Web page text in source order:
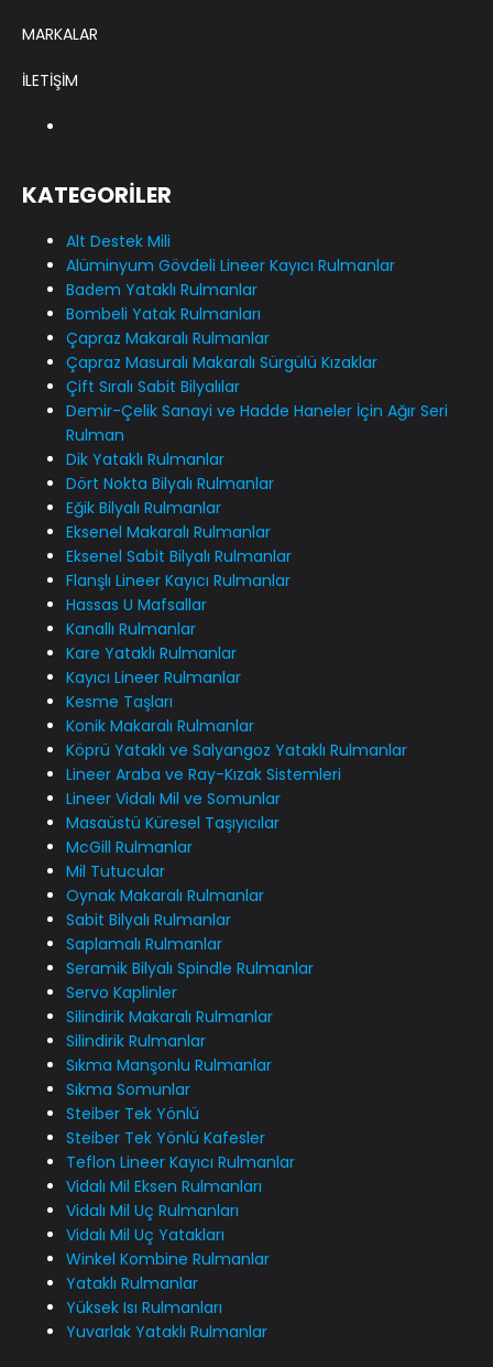
MARKALAR
İLETİŞİM
KATEGORİLER
Alt Destek Mili
Alüminyum Gövdeli Lineer Kayıcı Rulmanlar
Badem Yataklı Rulmanlar
Bombeli Yatak Rulmanları
Çapraz Makaralı Rulmanlar
Çapraz Masuralı Makaralı Sürgülü Kızaklar
Çift Sıralı Sabit Bilyalılar
Demir-Çelik Sanayi ve Hadde Haneler İçin Ağır Seri
Rulman
Dik Yataklı Rulmanlar
Dört Nokta Bilyalı Rulmanlar
Eğik Bilyalı Rulmanlar
Eksenel Makaralı Rulmanlar
Eksenel Sabit Bilyalı Rulmanlar
Flanşlı Lineer Kayıcı Rulmanlar
Hassas U Mafsallar
Kanallı Rulmanlar
Kare Yataklı Rulmanlar
Kayıcı Lineer Rulmanlar
Kesme Taşları
Konik Makaralı Rulmanlar
Köprü Yataklı ve Salyangoz Yataklı Rulmanlar
Lineer Araba ve Ray-Kızak Sistemleri
Lineer Vidalı Mil ve Somunlar
Masaüstü Küresel Taşıyıcılar
McGill Rulmanlar
Mil Tutucular
Oynak Makaralı Rulmanlar
Sabit Bilyalı Rulmanlar
Saplamalı Rulmanlar
Seramik Bilyalı Spindle Rulmanlar
Servo Kaplinler
Silindirik Makaralı Rulmanlar
Silindirik Rulmanlar
Sıkma Manşonlu Rulmanlar
Sıkma Somunlar
Steiber Tek Yönlü
Steiber Tek Yönlü Kafesler
Teflon Lineer Kayıcı Rulmanlar
Vidalı Mil Eksen Rulmanları
Vidalı Mil Uç Rulmanları
Vidalı Mil Uç Yatakları
Winkel Kombine Rulmanlar
Yataklı Rulmanlar
Yüksek Isı Rulmanları
Yuvarlak Yataklı Rulmanlar